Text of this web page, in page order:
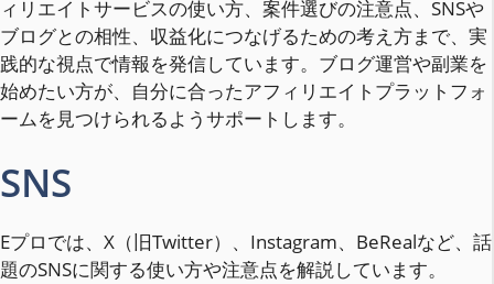
ィリエイトサービスの使い方、案件選びの注意点、SNSや
ブログとの相性、収益化につなげるための考え方まで、実
践的な視点で情報を発信しています。ブログ運営や副業を
始めたい方が、自分に合ったアフィリエイトプラットフォ
ームを見つけられるようサポートします。
SNS
Eプロでは、X（旧Twitter）、Instagram、BeRealなど、話
題のSNSに関する使い方や注意点を解説しています。